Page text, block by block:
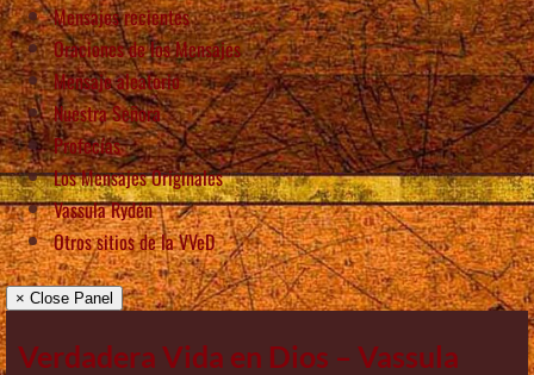
Mensajes recientes
Oraciones de los Mensajes
Mensaje aleatorio
Nuestra Señora
Profecías
Los Mensajes Originales
Vassula Rydén
Otros sitios de la VVeD
× Close Panel
Verdadera Vida en Dios – Vassula